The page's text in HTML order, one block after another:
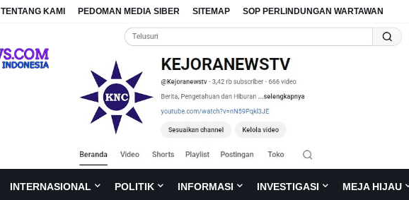
TENTANG KAMI PEDOMAN MEDIA SIBER SITEMAP SOP PERLINDUNGAN WARTAWAN
INTERNASIONAL POLITIK INFORMASI INVESTIGASI MEJA HIJAU